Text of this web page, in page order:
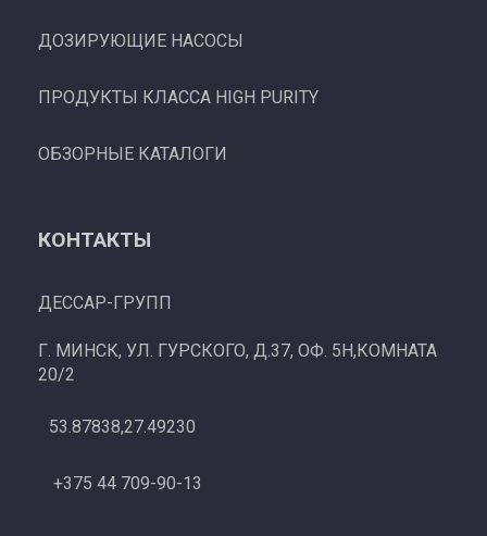
ДОЗИРУЮЩИЕ НАСОСЫ
ПРОДУКТЫ КЛАССА HIGH PURITY
ОБЗОРНЫЕ КАТАЛОГИ
КОНТАКТЫ
ДЕССАР-ГРУПП
Г. МИНСК, УЛ. ГУРСКОГО, Д.37, ОФ. 5Н,КОМНАТА
20/2
53.87838,27.49230
+375 44 709-90-13